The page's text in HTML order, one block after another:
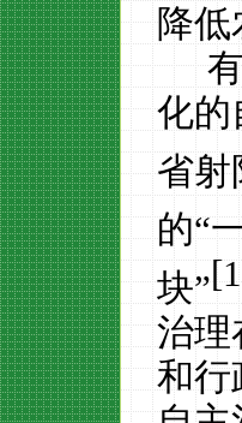
降低
化的
省射
的“
块”
治理
和行